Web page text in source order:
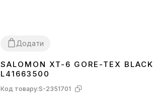
Додати
414243 4445
SALOMON XT-6 GORE-TEX BLACK
L41663500
Код товару:S-2351701